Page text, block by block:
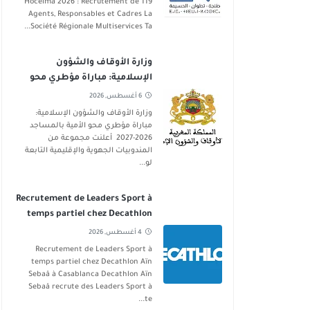
Hoceima 2026 : Recrutement de 119
Agents, Responsables et Cadres La
Société Régionale Multiservices Ta...
وزارة الأوقاف والشؤون
الإسلامية: مباراة مؤطري محو
الأمية بالمساجد 2026-2027
6 أغسطس, 2026
وزارة الأوقاف والشؤون الإسلامية:
مباراة مؤطري محو الأمية بالمساجد
2026-2027 أعلنت مجموعة من
المندوبيات الجهوية والإقليمية التابعة
لو...
Recrutement de Leaders Sport à
temps partiel chez Decathlon
Aïn Sebaâ
4 أغسطس, 2026
Recrutement de Leaders Sport à
temps partiel chez Decathlon Aïn
Sebaâ à Casablanca Decathlon Aïn
Sebaâ recrute des Leaders Sport à
te...